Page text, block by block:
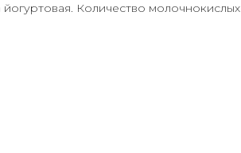
Количество молочнокислых